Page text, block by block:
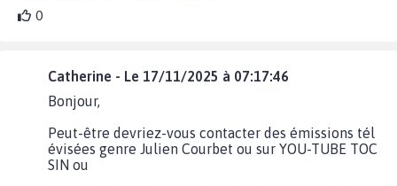
0
Catherine - Le 17/11/2025 à 07:17:46
Bonjour,
Peut-être devriez-vous contacter des émissions tél
évisées genre Julien Courbet ou sur YOU-TUBE TOC
SIN ou